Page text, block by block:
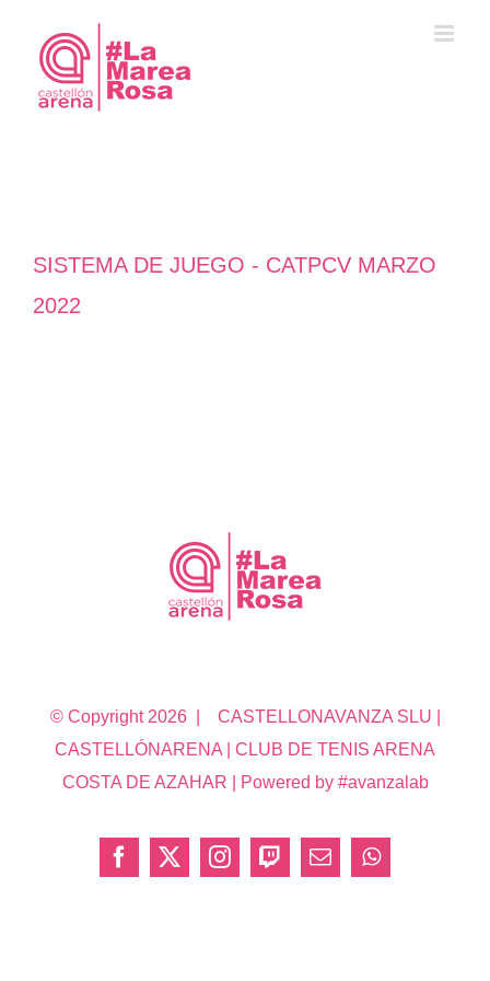
contenido
SISTEMA DE JUEGO - CATPCV MARZO
2022
© Copyright 2026 | CASTELLONAVANZA SLU |
CASTELLÓNARENA | CLUB DE TENIS ARENA
COSTA DE AZAHAR | Powered by #avanzalab
Facebook
X InstagramTwitchCorreoWhatsApp